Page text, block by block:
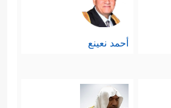
والله أعلم.
وهو شهر رجب، ويقال: إن العرب كانت
أحمد نعينع